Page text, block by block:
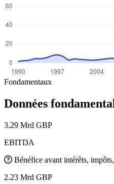
Fondamentaux
Données
3.29 Mrd GBP
EBITDA
Bénéfice avant intérêts,
2.23 Mrd GBP